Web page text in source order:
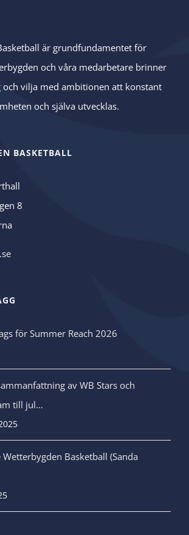
är grundfundamentet för
och våra medarbetare brinner
och vilja med ambitionen att konstant
och själva utvecklas.
BASKETBALL
8
för Summer Reach 2026
av WB Stars och
till jul…
Basketball (Sanda